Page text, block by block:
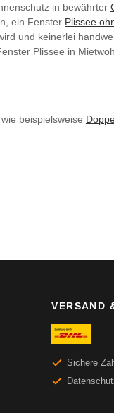
in bewährter
ein Fenster Plissee
und keinerlei
Plissee in
beispielsweise
VERSAND
Sichere